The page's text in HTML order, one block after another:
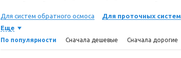
Для систем обратного осмоса Для проточных систем
Еще
По популярности Сначала дешевые Сначала дорогие